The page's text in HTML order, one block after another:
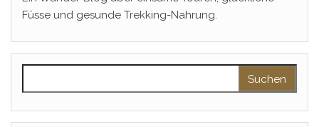
Füsse und gesunde Trekking-Nahrung.